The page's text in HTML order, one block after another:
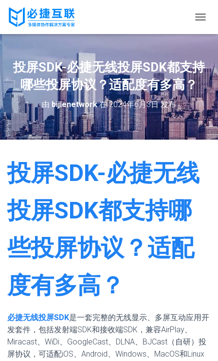
换
投屏SDK-必捷无线投屏SDK都支持
哪些投屏协议？适配度有多高？
由 bijienetwork在2024年6月3日发布
投屏SDK-必捷无线
投屏SDK都支持哪
些投屏协议？适配
度有多高？
必捷无线投屏SDK是一套完整的无线显示、多屏互动应用开
发套件，包括发射端SDK和接收端SDK，兼容AirPlay、
Miracast、WiDi、GoogleCast、DLNA、BJCast（自研）投
屏协议，可适配iOS、Android、Windows、MacOS和Linux